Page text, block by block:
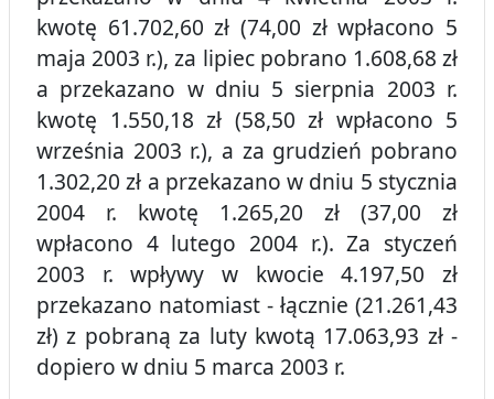
kwotę 61.702,60 zł (74,00 zł wpłacono 5
maja 2003 r.), za lipiec pobrano 1.608,68 zł
a przekazano w dniu 5 sierpnia 2003 r.
kwotę 1.550,18 zł (58,50 zł wpłacono 5
września 2003 r.), a za grudzień pobrano
1.302,20 zł a przekazano w dniu 5 stycznia
2004 r. kwotę 1.265,20 zł (37,00 zł
wpłacono 4 lutego 2004 r.). Za styczeń
2003 r. wpływy w kwocie 4.197,50 zł
przekazano natomiast - łącznie (21.261,43
zł) z pobraną za luty kwotą 17.063,93 zł -
dopiero w dniu 5 marca 2003 r.